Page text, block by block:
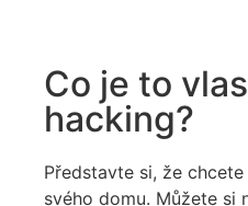
Co je to
hacking?
Představte si, že
svého domu. Můžete si